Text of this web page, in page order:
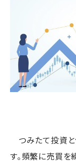
つみたて投資と
す。頻繁に売買を